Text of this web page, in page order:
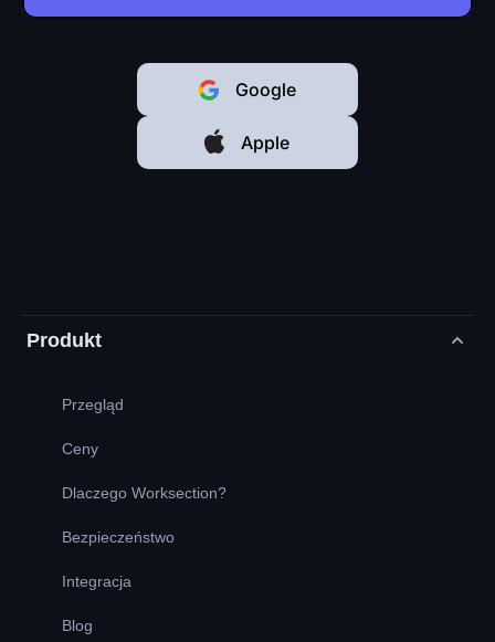
Google
Apple
Produkt
Przegląd
Ceny
Dlaczego Worksection?
Bezpieczeństwo
Integracja
Blog